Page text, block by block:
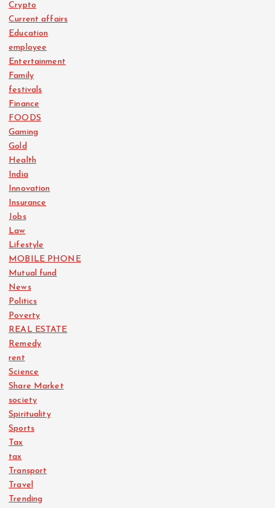
Crypto
Current affairs
Education
employee
Entertainment
Family
festivals
Finance
FOODS
Gaming
Gold
Health
India
Innovation
Insurance
Jobs
Law
Lifestyle
MOBILE PHONE
Mutual fund
News
Politics
Poverty
REAL ESTATE
Remedy
rent
Science
Share Market
society
Spirituality
Sports
Tax
tax
Transport
Travel
Trending